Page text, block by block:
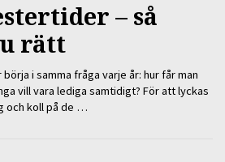
– så
rätt
i samma fråga varje år: hur får man
vill vara lediga samtidigt? För att lyckas
och koll på de …